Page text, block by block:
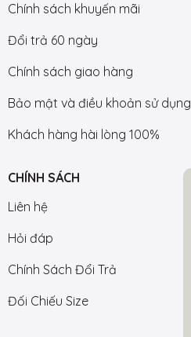
Chính sách khuyến mãi
Đổi trả 60 ngày
Chính sách giao hàng
Bảo mật và điều khoản sử dụng
Khách hàng hài lòng 100%
CHÍNH SÁCH
Liên hệ
Hỏi đáp
Chính Sách Đổi Trả
Đối Chiếu Size